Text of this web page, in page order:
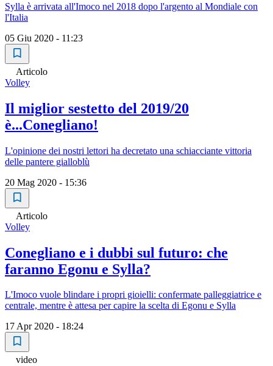
Sylla è arrivata all'Imoco nel 2018 dopo l'argento al Mondiale con
l'Italia
05 Giu 2020 - 11:23
Articolo
Volley
Il miglior sestetto del 2019/20
è...Conegliano!
L'opinione dei nostri lettori ha decretato una schiacciante vittoria
delle pantere gialloblù
20 Mag 2020 - 15:36
Articolo
Volley
Conegliano e i dubbi sul futuro: che
faranno Egonu e Sylla?
L'Imoco vuole blindare i propri gioielli: confermate palleggiatrice e
centrale, mentre è attesa per capire la scelta di Egonu e Sylla
17 Apr 2020 - 18:24
video